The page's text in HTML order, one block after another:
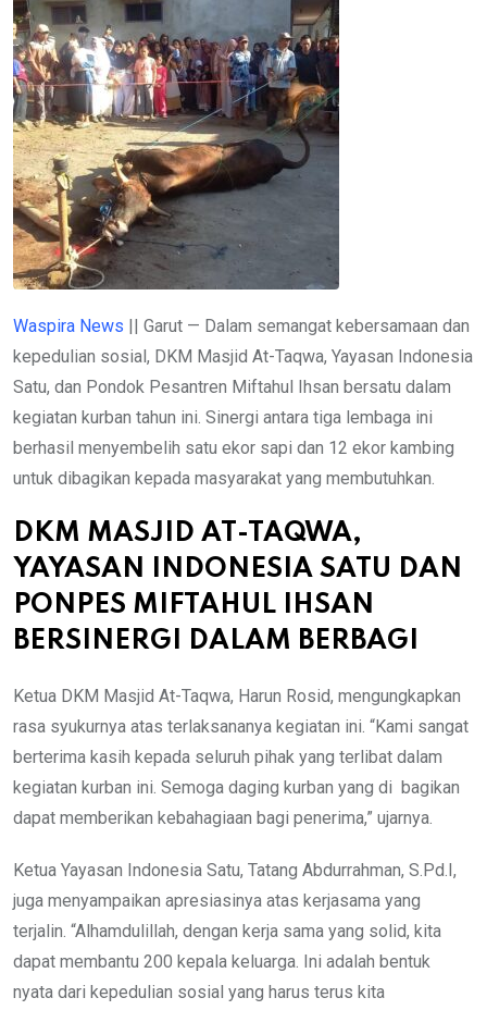
Waspira News || Garut — Dalam semangat kebersamaan dan
kepedulian sosial, DKM Masjid At-Taqwa, Yayasan Indonesia
Satu, dan Pondok Pesantren Miftahul Ihsan bersatu dalam
kegiatan kurban tahun ini. Sinergi antara tiga lembaga ini
berhasil menyembelih satu ekor sapi dan 12 ekor kambing
untuk dibagikan kepada masyarakat yang membutuhkan.
DKM MASJID AT-TAQWA,
YAYASAN INDONESIA SATU DAN
PONPES MIFTAHUL IHSAN
BERSINERGI DALAM BERBAGI
Ketua DKM Masjid At-Taqwa, Harun Rosid, mengungkapkan
rasa syukurnya atas terlaksananya kegiatan ini. “Kami sangat
berterima kasih kepada seluruh pihak yang terlibat dalam
kegiatan kurban ini. Semoga daging kurban yang di bagikan
dapat memberikan kebahagiaan bagi penerima,” ujarnya.
Ketua Yayasan Indonesia Satu, Tatang Abdurrahman, S.Pd.I,
juga menyampaikan apresiasinya atas kerjasama yang
terjalin. “Alhamdulillah, dengan kerja sama yang solid, kita
dapat membantu 200 kepala keluarga. Ini adalah bentuk
nyata dari kepedulian sosial yang harus terus kita